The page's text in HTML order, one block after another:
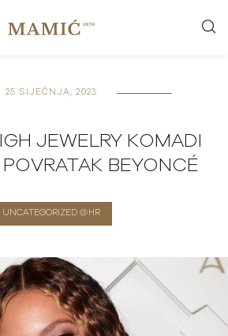
25 SIJEČNJA, 2023
JEWELRY KOMADI
BEYONCÉ
UNCATEGORIZED @HR